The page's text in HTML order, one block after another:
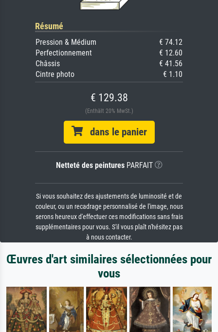
Résumé
Pression & Médium
€ 74.12
Perfectionnement
€ 12.60
Châssis
€ 41.56
Cintre photo
€ 1.10
€ 129.38
(Enthält 20% MwSt.)
dans le panier
Netteté des peinturesPARFAIT
Si vous souhaitez des ajustements de luminosité et de
couleur, ou un recadrage personnalisé de l'image, nous
serons heureux d'effectuer ces modifications sans frais
supplémentaires pour vous. S'il vous plaît n'hésitez pas
à nous contacter.
Œuvres d'art similaires sélectionnées pour
vous